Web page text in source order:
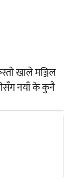
खाले मञ्जिल
नयाँ के कुनै